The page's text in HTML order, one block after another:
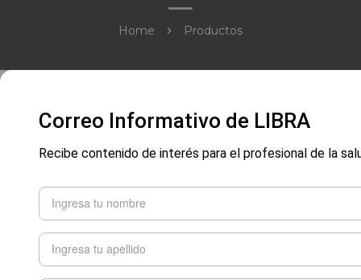
Home Productos
Correo Informativo de LIBRA
Recibe contenido de interés para el profesional de la